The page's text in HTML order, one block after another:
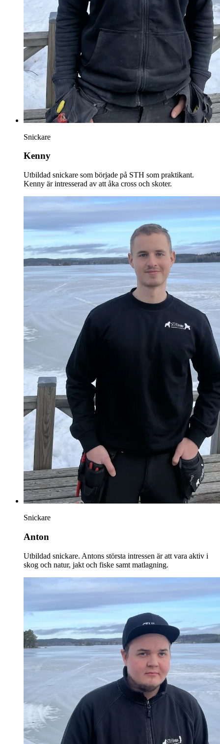
Snickare
Kenny
Utbildad snickare som började på STH som praktikant.
Kenny är intresserad av att åka cross och skoter.
Snickare
Anton
Utbildad snickare. Antons största intressen är att vara aktiv i
skog och natur, jakt och fiske samt matlagning.